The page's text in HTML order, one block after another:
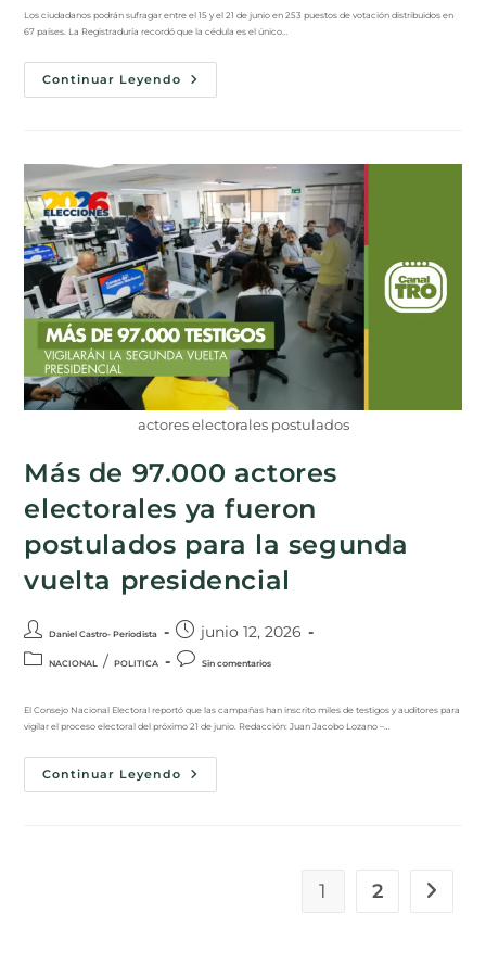
Los ciudadanos podrán sufragar entre el 15 y el 21 de junio en 253 puestos de votación distribuidos en
67 países. La Registraduría recordó que la cédula es el único…
Continuar Leyendo
actores electorales postulados
Más de 97.000 actores
electorales ya fueron
postulados para la segunda
vuelta presidencial
Daniel Castro- Periodista junio 12, 2026
NACIONAL / POLITICA Sin comentarios
El Consejo Nacional Electoral reportó que las campañas han inscrito miles de testigos y auditores para
vigilar el proceso electoral del próximo 21 de junio. Redacción: Juan Jacobo Lozano –…
Continuar Leyendo
1 2